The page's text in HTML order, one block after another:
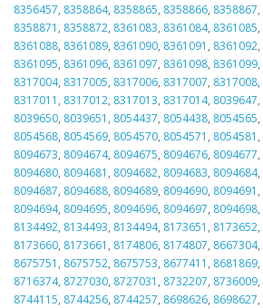
8356457, 8358864, 8358865, 8358866, 8358867,
8358871 , 8358872, 8361083, 8361084, 8361085,
8361088, 8361089, 8361090, 8361091 , 8361092,
8361095, 8361096, 8361097, 8361098, 8361099,
8317004, 8317005, 8317006, 8317007, 8317008,
8317011 , 8317012, 8317013, 8317014, 8039647,
8039650, 8039651 , 8054437, 8054438, 8054565,
8054568, 8054569, 8054570, 8054571 , 8054581 ,
8094673, 8094674, 8094675, 8094676, 8094677,
8094680, 8094681 , 8094682, 8094683, 8094684,
8094687, 8094688, 8094689, 8094690, 8094691 ,
8094694, 8094695, 8094696, 8094697, 8094698,
8134492, 8134493, 8134494, 8173651 , 8173652,
8173660, 8173661 , 8174806, 8174807, 8667304,
8675751 , 8675752, 8675753, 8677411 , 8681869,
8716374, 8727030, 8727031 , 8732207, 8736009,
8744115, 8744256, 8744257, 8698626, 8698627,